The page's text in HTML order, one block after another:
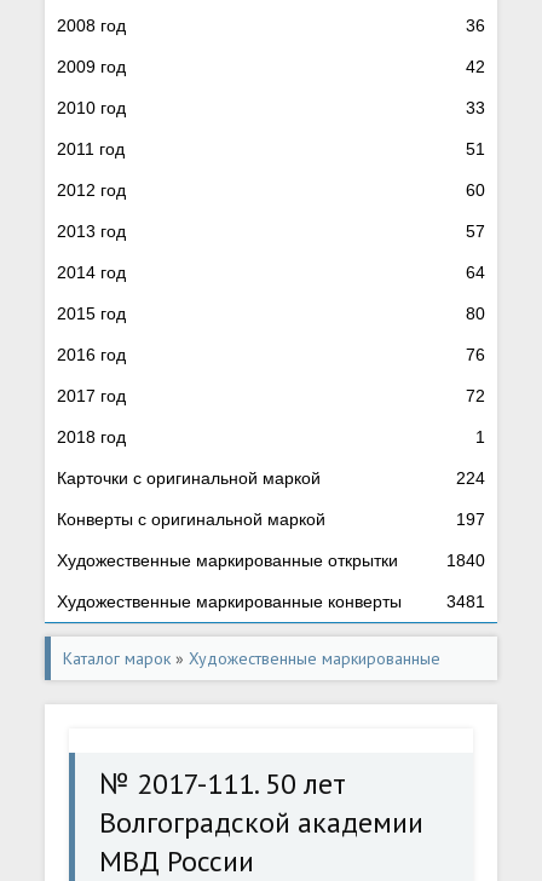
2008 год 36
2009 год 42
2010 год 33
2011 год 51
2012 год 60
2013 год 57
2014 год 64
2015 год 80
2016 год 76
2017 год 72
2018 год 1
Карточки с оригинальной маркой 224
Конверты с оригинальной маркой 197
Художественные маркированные открытки 1840
Художественные маркированные конверты 3481
Каталог марок »Художественные маркированные
конверты» № 2017-111. 50 лет Волгоградской
№ 2017-111. 50 лет
Волгоградской академии
МВД России